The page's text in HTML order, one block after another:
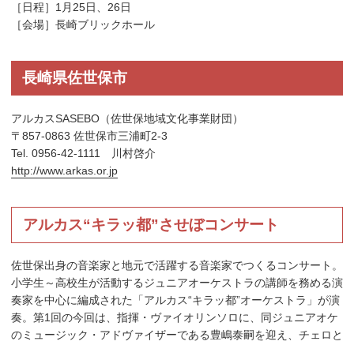
［日程］1月25日、26日
［会場］長崎ブリックホール
長崎県佐世保市
アルカスSASEBO（佐世保地域文化事業財団）
〒857-0863 佐世保市三浦町2-3
Tel. 0956-42-1111 川村啓介
http://www.arkas.or.jp
アルカス“キラッ都”させぼコンサート
佐世保出身の音楽家と地元で活躍する音楽家でつくるコンサート。
小学生～高校生が活動するジュニアオーケストラの講師を務める演
奏家を中心に編成された「アルカス“キラッ都”オーケストラ」が演
奏。第1回の今回は、指揮・ヴァイオリンソロに、同ジュニアオケ
のミュージック・アドヴァイザーである豊嶋泰嗣を迎え、チェロと